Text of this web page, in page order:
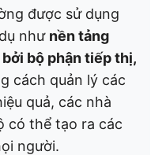
được sử dụng
như nền tảng
bộ phận tiếp thị,
cách quản lý các
quả, các nhà
có thể tạo ra các
người.